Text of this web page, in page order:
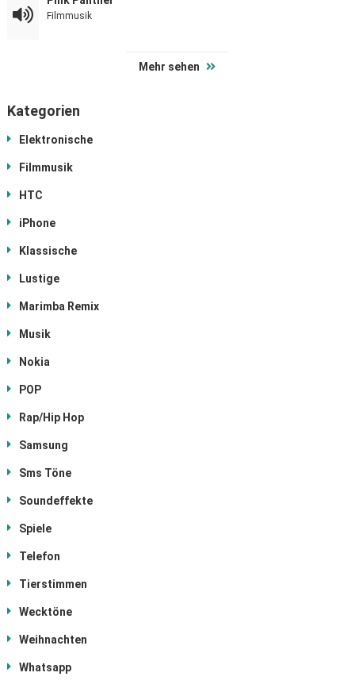
Filmmusik
Mehr sehen
Kategorien
Elektronische
Filmmusik
HTC
iPhone
Klassische
Lustige
Marimba Remix
Musik
Nokia
POP
Rap/Hip Hop
Samsung
Sms Töne
Soundeffekte
Spiele
Telefon
Tierstimmen
Wecktöne
Weihnachten
Whatsapp